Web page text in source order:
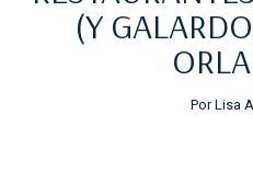
(Y
Por Lisa